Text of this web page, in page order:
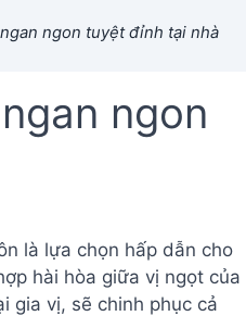
ngon tuyệt đỉnh tại nhà
ngon
là lựa chọn hấp dẫn cho
hài hòa giữa vị ngọt của
gia vị, sẽ chinh phục cả